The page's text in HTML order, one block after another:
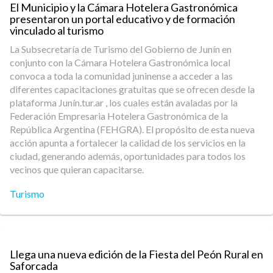
El Municipio y la Cámara Hotelera Gastronómica
presentaron un portal educativo y de formación
vinculado al turismo
La Subsecretaría de Turismo del Gobierno de Junín en
conjunto con la Cámara Hotelera Gastronómica local
convoca a toda la comunidad juninense a acceder a las
diferentes capacitaciones gratuitas que se ofrecen desde la
plataforma Junín.tur.ar , los cuales están avaladas por la
Federación Empresaria Hotelera Gastronómica de la
República Argentina (FEHGRA). El propósito de esta nueva
acción apunta a fortalecer la calidad de los servicios en la
ciudad, generando además, oportunidades para todos los
vecinos que quieran capacitarse.
Turismo
Llega una nueva edición de la Fiesta del Peón Rural en
Saforcada